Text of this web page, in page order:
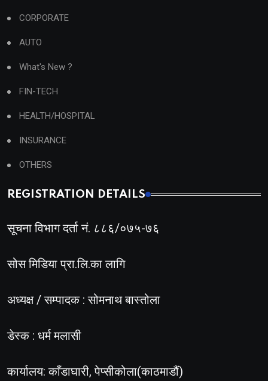
CORPORATE
AUTO
What's New ?
FIN-TECH
HEALTH/HOSPITAL
INSURANCE
OTHERS
REGISTRATION DETAILS
सूचना विभाग दर्ता नं. ८८६/०७५-७६
सोस मिडिया प्रा.लि.का लागि
अध्यक्ष / सम्पादक : सोमनाथ बास्तोला
डेस्क : धर्म मलासी
कार्यालय: काँडाघारी, पेप्सीकोला(काठमाडौं)